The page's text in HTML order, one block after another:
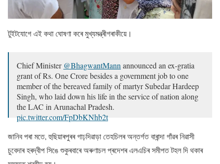
টুইটযোগে এই কথা ঘোষণা কৰে মুখ্যমন্ত্ৰীগৰাকীয়ে।
Chief Minister @BhagwantMannannounced an ex-gratia
grant of Rs. One Crore besides a government job to one
member of the bereaved family of martyr Subedar Hardeep
Singh, who laid down his life in the service of nation along
the LAC in Arunachal Pradesh.
pic.twitter.com/FpDbKNhb2t
— Government of Punjab (@PunjabGovtIndia)May 8,
2022
জানিব পৰা মতে, হুছিয়াৰপুৰৰ গাঢ়দিৱাড়া তেহচিলৰ অন্তৰ্গত বাৰান্দা গাঁৱৰ নিৱাসী
চুবেদাৰ হৰদ্বীপ সিঙে শুকুৰবাৰে অৰুণাচল প্ৰদেশৰ এলএচিৰ সমীপত টহল দি থকাৰ